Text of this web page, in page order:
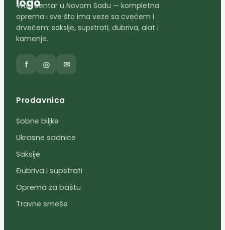
Vrtni centar u Novom Sadu — kompletna
oprema i sve što ima veze sa cvećem i
drvećem: saksije, supstrati, đubriva, alat i
kamenje.
f ◎ ✉
Prodavnica
Sobne biljke
Ukrasne sadnice
Saksije
Đubriva i supstrati
Oprema za baštu
Travne smeše